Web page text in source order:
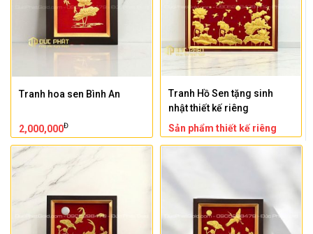
Tranh hoa sen Bình An
2,000,000Đ
Tranh Hồ Sen tặng sinh
nhật thiết kế riêng
Sản phẩm thiết kế riêng